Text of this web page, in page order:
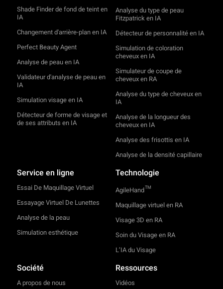
Shade Finder de fond de teint en
IA
Changement d'arrière-plan en IA
Perfect Beauty Agent
Analyse de peau en IA
Validateur d'analyse de peau en
IA
Simulation visage en IA
Détecteur de forme de visage et
de ses attributs en IA
Analyse du type de peau
Fitzpatrick en IA
Détecteur de personnalité en IA
Simulation de coloration
cheveux en IA
Simulateur de coupe de
cheveux en RA
Analyse du type de cheveux en
IA
Analyse de la longueur des
cheveux en IA
Analyse des frisottis en IA
Analyse de la densité capillaire
Service en ligne
Essai De Maquillage Virtuel
Essayage Virtuel De Lunettes
Analyse de la peau
Simulation esthétique
Technologie
AgileHandTM
Maquillage virtuel en RA
Visage 3D en RA
Soin du Visage en RA
L’IA du Visage
Société
A propos de nous
Ressources
Vidéos